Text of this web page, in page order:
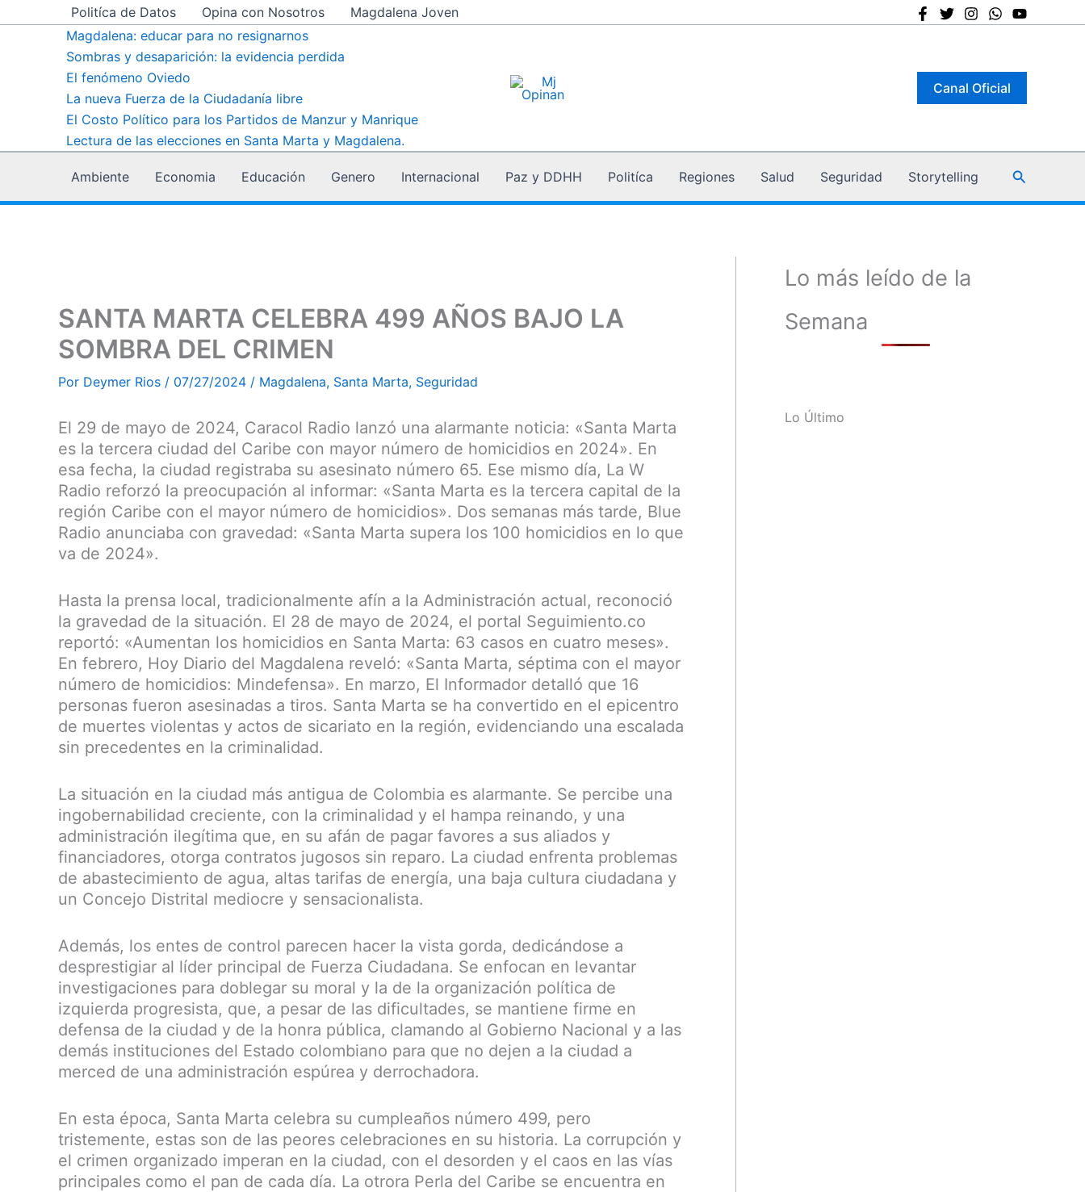
Politíca de Datos Opina con Nosotros
Magdalena Joven
Magdalena: educar para no resignarnos
Sombras y desaparición: la evidencia perdida
El fenómeno Oviedo
La nueva Fuerza de la Ciudadanía libre
El Costo Político para los Partidos de Manzur y Manrique
Lectura de las elecciones en Santa Marta y Magdalena.
Canal Oficial
Ambiente Economia Educación Genero Internacional Paz y DDHH Politíca Regiones Salud Seguridad Storytelling Buscar
SANTA MARTA CELEBRA 499 AÑOS BAJO LA
SOMBRA DEL CRIMEN
Por Deymer Rios / 07/27/2024 / Magdalena, Santa Marta, Seguridad
El 29 de mayo de 2024, Caracol Radio lanzó una alarmante noticia: «Santa Marta
es la tercera ciudad del Caribe con mayor número de homicidios en 2024». En
esa fecha, la ciudad registraba su asesinato número 65. Ese mismo día, La W
Radio reforzó la preocupación al informar: «Santa Marta es la tercera capital de la
región Caribe con el mayor número de homicidios». Dos semanas más tarde, Blue
Radio anunciaba con gravedad: «Santa Marta supera los 100 homicidios en lo que
va de 2024».
Hasta la prensa local, tradicionalmente afín a la Administración actual, reconoció
la gravedad de la situación. El 28 de mayo de 2024, el portal Seguimiento.co
reportó: «Aumentan los homicidios en Santa Marta: 63 casos en cuatro meses».
En febrero, Hoy Diario del Magdalena reveló: «Santa Marta, séptima con el mayor
número de homicidios: Mindefensa». En marzo, El Informador detalló que 16
personas fueron asesinadas a tiros. Santa Marta se ha convertido en el epicentro
de muertes violentas y actos de sicariato en la región, evidenciando una escalada
sin precedentes en la criminalidad.
La situación en la ciudad más antigua de Colombia es alarmante. Se percibe una
ingobernabilidad creciente, con la criminalidad y el hampa reinando, y una
administración ilegítima que, en su afán de pagar favores a sus aliados y
financiadores, otorga contratos jugosos sin reparo. La ciudad enfrenta problemas
de abastecimiento de agua, altas tarifas de energía, una baja cultura ciudadana y
un Concejo Distrital mediocre y sensacionalista.
Además, los entes de control parecen hacer la vista gorda, dedicándose a
desprestigiar al líder principal de Fuerza Ciudadana. Se enfocan en levantar
investigaciones para doblegar su moral y la de la organización política de
izquierda progresista, que, a pesar de las dificultades, se mantiene firme en
defensa de la ciudad y de la honra pública, clamando al Gobierno Nacional y a las
demás instituciones del Estado colombiano para que no dejen a la ciudad a
merced de una administración espúrea y derrochadora.
En esta época, Santa Marta celebra su cumpleaños número 499, pero
tristemente, estas son de las peores celebraciones en su historia. La corrupción y
el crimen organizado imperan en la ciudad, con el desorden y el caos en las vías
principales como el pan de cada día. La otrora Perla del Caribe se encuentra en
Compartir
en
X
(Twitter)
Compartir
en
Facebook
Compartir
en
Pinterest
Compartir
LinkedIn
Compartir
en
Email
Compartir
en
WhatsApp
Compartir
en
Telegram
Lo más leído de la
Semana
Lo Último